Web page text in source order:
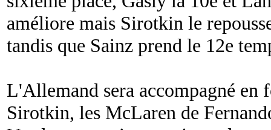
améliore mais Sirotkin le
tandis que Sainz prend le 12e
L'Allemand sera accompagné en
Sirotkin, les McLaren de